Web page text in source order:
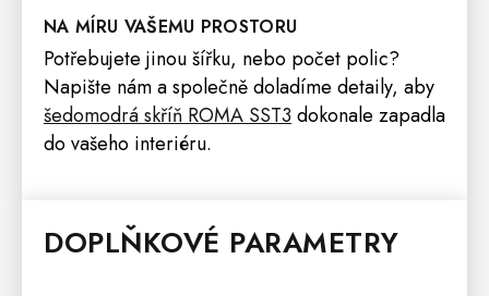
NA MÍRU VAŠEMU PROSTORU
Potřebujete jinou šířku, nebo počet polic?
Napište nám a společně doladíme detaily, aby
šedomodrá skříň ROMA SST3dokonale zapadla
do vašeho interiéru.
DOPLŇKOVÉ PARAMETRY